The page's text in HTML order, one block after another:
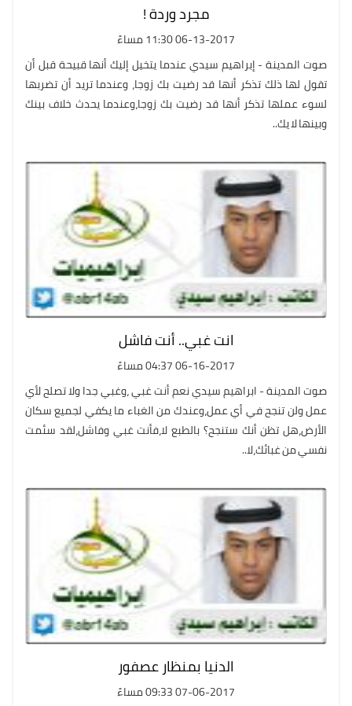
مجرد وردة !
06-13-2017 11:30 مساءً
صوت المدينة - إبراهيم سيدي عندما يتخيل إليك أنها قبيحة قبل أن
تقول لها ذلك تذكر أنها قد رضيت بك زوجا، وعندما تريد أن تضربها
لسوء عملها تذكر أنها قد رضيت بك زوجا،وعندما يحدث خلاف بينك
وبينها لا يك..
انت غبي.. أنت فاشل
06-16-2017 04:37 مساءً
صوت المدينة - ابراهيم سيدي نعم أنت غبي ،وغبي جدا ولا تصلح لأي
عمل ولن تنجح في أي عمل،وعندك من الغباء ما يكفي لجميع سكان
الأرض،هل تظن أنك ستنجح؟ بالطبع لا،فأنت غبي وفاشل،لقد سئمت
نفسي من غبائك،لا..
الدنيا بمنظار عصفور
07-06-2017 09:33 مساءً